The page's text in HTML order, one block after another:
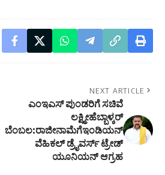
NEXT ARTICLE
ಎಂಇಎಸ್ ಪುಂಡರಿಗೆ ಸಚಿವೆ
ಲಕ್ಷ್ಮೀಹೆಬ್ಬಾಳ್ಕರ್
ಬೆಂಬಲ:ರಾಜೀನಾಮೆಗೆಇಂಡಿಯನ್
ವೆಹಿಕಲ್ ಡ್ರೈವರ್ಸ್ ಟ್ರೇಡ್
ಯೂನಿಯನ್ ಆಗ್ರಹ